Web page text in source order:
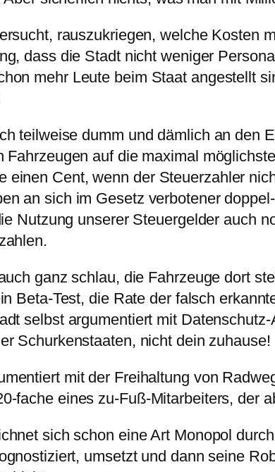
rauszukriegen, welche
dass die Stadt nicht weniger
mehr Leute beim Staat angestellt
teilweise dumm und dämlich an den
Fahrzeugen auf die maximal
einen Cent, wenn der Steuerzahler
an sich im Gesetz verbotener
Nutzung unserer Steuergelder auch
ganz schlau, die Fahrzeuge dort
Beta-Test, die Rate der falsch
selbst argumentiert mit
Schurkenstaaten, nicht dein zuhause!
mit der Freihaltung von
fache eines zu-Fuß-Mitarbeiters, der
sich schon eine Art Monopol
umsetzt und dann seine